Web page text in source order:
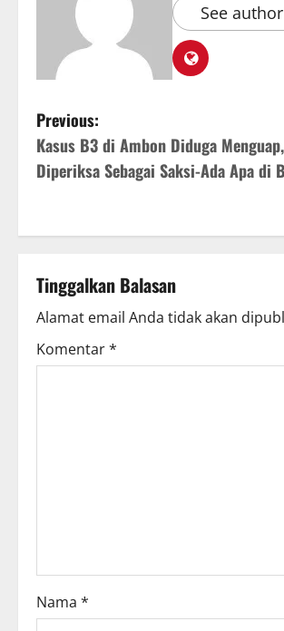
See
Previous:
Kasus B3 di Ambon Diduga
Diperiksa Sebagai Saksi-Ada Apa di
Tinggalkan Balasan
Alamat email Anda tidak akan
Komentar*
Nama *